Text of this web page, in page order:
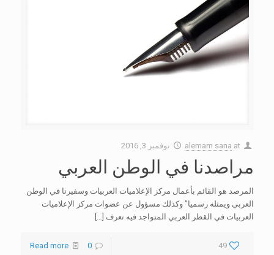
alemam sana at نوفمبر 3, 2016
مراصدنا في الوطن العربي
المرصد هو القائم بأعمال مركز الإعلاميات العربيات وسفيرنا في الوطن
العربي ويمثله رسميا” وكذلك مسؤول عن عضوات مركز الإعلاميات
العربيات في القطر العربي المتواجد فيه تعرف
49
0
Read more